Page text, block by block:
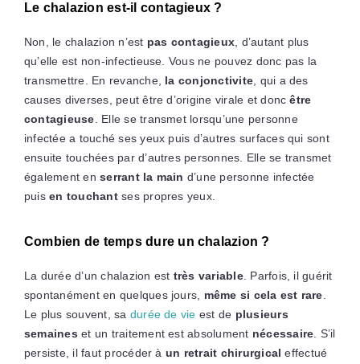
Le chalazion est-il contagieux ?
Non, le chalazion n’est pas contagieux , d’autant plus
qu’elle est non-infectieuse. Vous ne pouvez donc pas la
transmettre. En revanche, la conjonctivite , qui a des
causes diverses, peut être d’origine virale et doncêtre
contagieuse . Elle se transmet lorsqu’une personne
infectée a touché ses yeux puis d’autres surfaces qui sont
ensuite touchées par d’autres personnes. Elle se transmet
également enserrant la main d’une personne infectée
puisen touchantses propres yeux.
Combien de temps dure un chalazion ?
La durée d’un chalazion est très variable. Parfois, il guérit
spontanément en quelques jours,
même si cela est rare
Le plus souvent, sa durée de vie est de plusieurs
semaines et un traitement est absolument nécessaire . S’il
persiste, il faut procéder à un retrait chirurgical effectué